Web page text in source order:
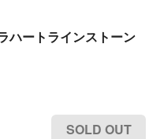
ハートラインストーン
SOLD OUT